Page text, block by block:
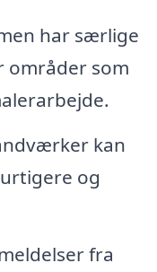
har særlige
områder som
kan
og
fra